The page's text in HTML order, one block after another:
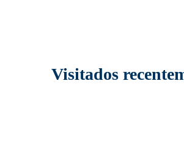
Visitados